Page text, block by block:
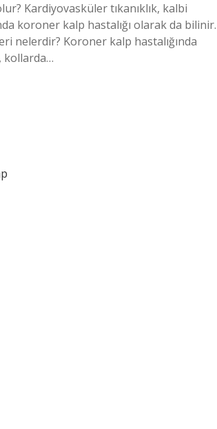
Kardiyovasküler tıkanıklık, kalbi
koroner kalp hastalığı olarak da bilinir.
nelerdir? Koroner kalp hastalığında
kollarda…